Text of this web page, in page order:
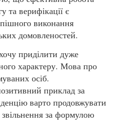
верифікації є
виконання
домовленостей.
приділити дуже
характеру. Мова про
осіб.
приклад за
варто продовжувати
за формулою